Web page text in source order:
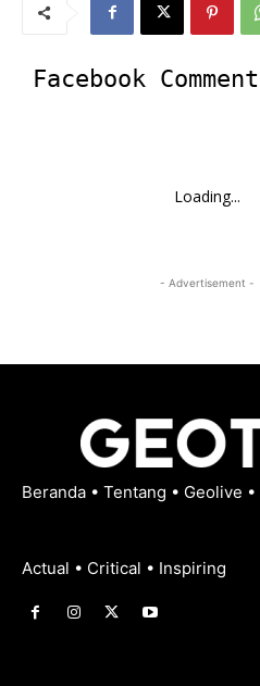
Facebook Comment
Loading...
- Advertisement -
Beranda • Tentang • Geolive •
Actual • Critical • Inspiring